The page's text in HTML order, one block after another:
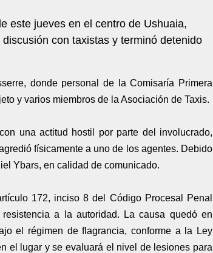
este jueves en el centro de Ushuaia,
con taxistas y terminó detenido
donde personal de la Comisaría Primera
y varios miembros de la Asociación de Taxis.
una actitud hostil por parte del involucrado,
físicamente a uno de los agentes. Debido
Ybars, en calidad de comunicado.
172, inciso 8 del Código Procesal Penal
a la autoridad. La causa quedó en
el régimen de flagrancia, conforme a la Ley
el lugar y se evaluará el nivel de lesiones para